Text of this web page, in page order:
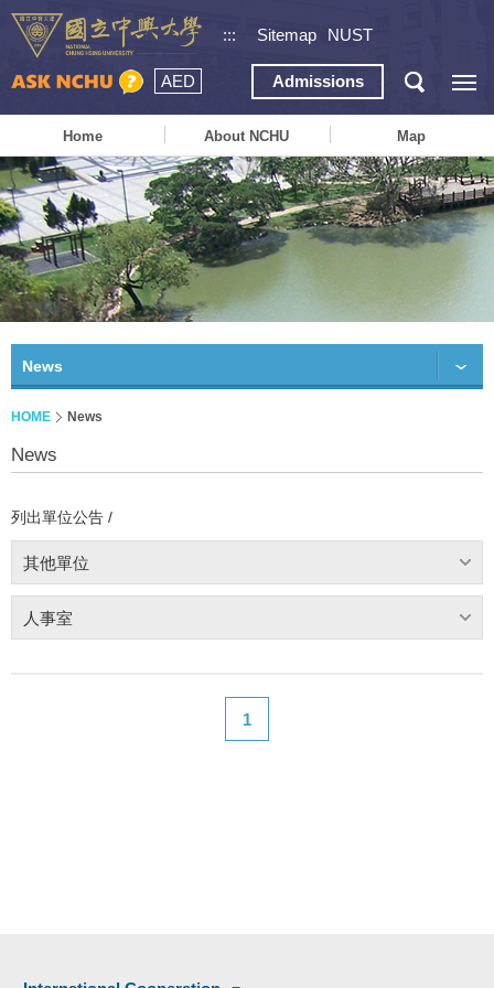
::: Sitemap NUST
AED Admissions
Home About NCHU Map
News
HOME News
News
列出單位公告 /
其他單位
人事室
1